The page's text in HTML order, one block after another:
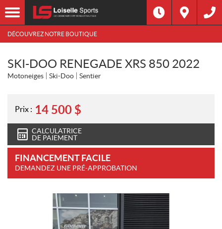
DÉCOUVREZ NOTRE BOUTIQUE
SKI-DOO RENEGADE XRS 850 2022
Motoneiges Ski-Doo Sentier
Prix : 14 500 $
CALCULATRICE
DE PAIEMENT
FINANCEMENT FACILE
DEMANDEZ UNE PRÉ-APPROBATION